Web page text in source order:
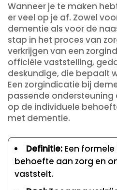
Wanneer je te maken
er veel op je af. Zowel
dementie als voor de
stap in het proces van
verkrijgen van een
officiële vaststelling,
deskundige, die bepaalt
Een zorgindicatie bij
passende
op de individuele
met dementie.
Definitie: Een
behoefte aan zorg en
vaststelt.